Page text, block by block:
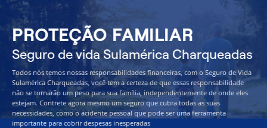
PROTEÇÃO FAMILIAR
Seguro de vida Sulamérica Charqueadas
Todos nós temos nossas responsabilidades financeiras, com o Seguro de Vida
Sulamérica Charqueadas, você tem a certeza de que essas responsabilidade
não se tornarão um peso para sua família, independentemente de onde eles
estejam. Contrete agora mesmo um seguro que cubra todas as suas
necessidades, como o acidente pessoal que pode ser uma ferramenta
importante para cobrir despesas inesperadas